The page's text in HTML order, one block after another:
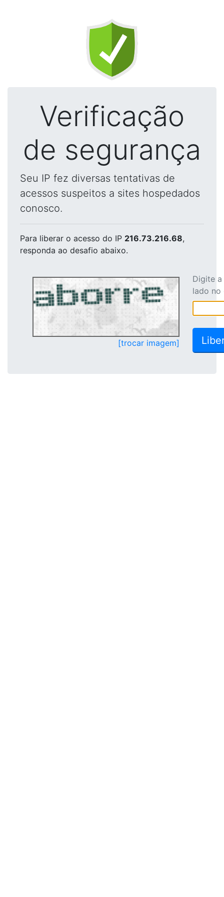
Verificação
de segurança
Seu IP fez diversas tentativas de
acessos suspeitos a sites hospedados
conosco.
Para liberar o acesso do IP 216.73.216.68,
responda ao desafio abaixo.
[trocar imagem]
Digite
lado no